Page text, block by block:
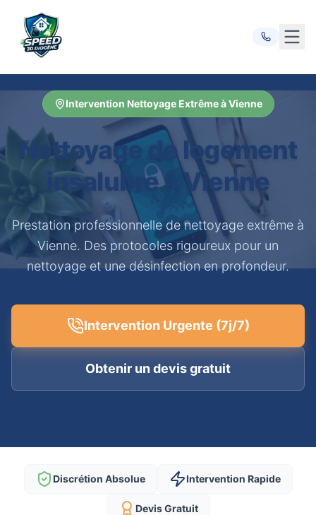
Intervention Nettoyage Extrême à Vienne
Nettoyage de logement
insalubre à Vienne
Prestation professionnelle de nettoyage extrême à
Vienne. Des protocoles rigoureux pour un
nettoyage et une désinfection en profondeur.
Intervention Urgente (7j/7)
Obtenir un devis gratuit
Discrétion Absolue Intervention Rapide
Devis Gratuit